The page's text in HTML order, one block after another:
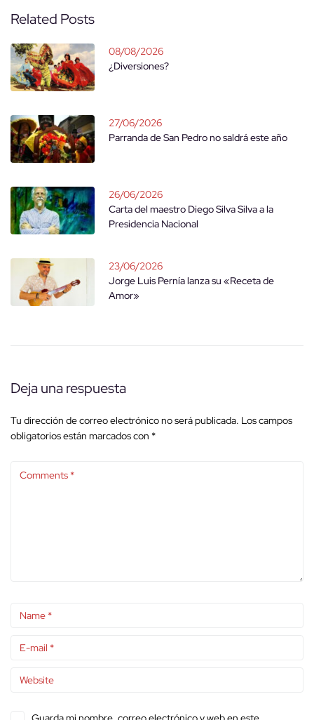
Related Posts
08/08/2026
¿Diversiones?
27/06/2026
Parranda de San Pedro no saldrá este año
26/06/2026
Carta del maestro Diego Silva Silva a la
Presidencia Nacional
23/06/2026
Jorge Luis Pernía lanza su «Receta de
Amor»
Deja una respuesta
Tu dirección de correo electrónico no será publicada. Los campos
obligatorios están marcados con *